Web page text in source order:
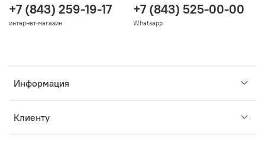
Информация
Клиенту
+7 (843) 259-19-17
интернет-магазин
+7 (843) 525-00-00
Whatsapp